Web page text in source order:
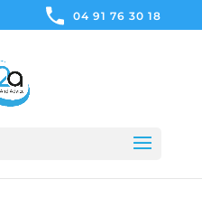
04 91 76 30 18